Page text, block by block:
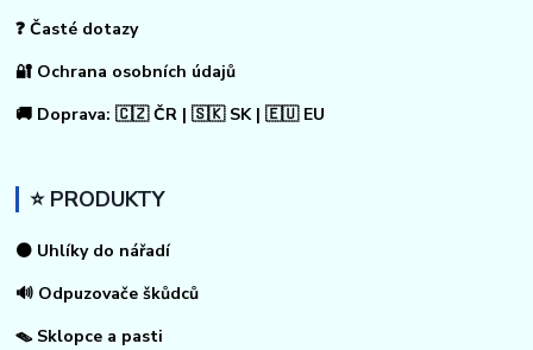
❓ Časté dotazy
🔐 Ochrana osobních údajů
🚚 Doprava: 🇨🇿 ČR | 🇸🇰 SK | 🇪🇺 EU
⭐ PRODUKTY
⚫ Uhlíky do nářadí
🔊 Odpuzovače škůdců
🪤 Sklopce a pasti